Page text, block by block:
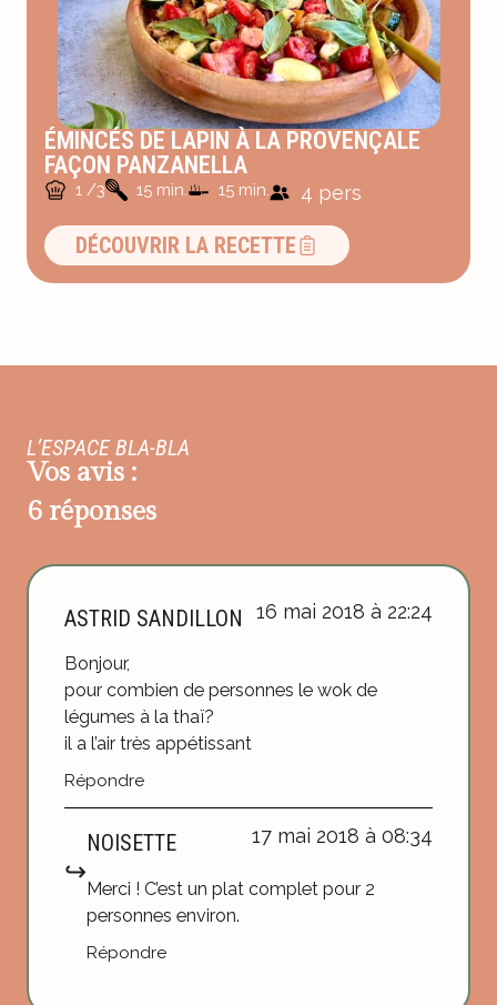
ÉMINCÉS DE LAPIN À LA PROVENÇALE
FAÇON PANZANELLA
1 /3 15 min. 15 min. 4 pers
DÉCOUVRIR LA RECETTE
L’ESPACE BLA-BLA
Vos avis :
6 réponses
ASTRID SANDILLON 16 mai 2018 à 22:24
Bonjour,
pour combien de personnes le wok de
légumes à la thaï?
il a l’air très appétissant
Répondre
NOISETTE 17 mai 2018 à 08:34
Merci ! C’est un plat complet pour 2
personnes environ.
Répondre